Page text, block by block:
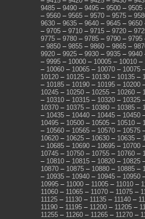
9485 – 9490 – 9495 – 9500 – 9505
– 9560 – 9565 – 9570 – 9575 –
9630 – 9635 – 9640 – 9645 – 9650
– 9705 – 9710 – 9715 – 9720 –
9775 – 9780 – 9785 – 9790 – 9795
– 9850 – 9855 – 9860 – 9865 –
9920 – 9925 – 9930 – 9935 – 9940
– 9995 – 10000 – 10005 – 10010 –
– 10060 – 10065 – 10070 – 10075
10120 – 10125 – 10130 – 10135 –
– 10185 – 10190 – 10195 – 10200
10245 – 10250 – 10255 – 10260 –
– 10310 – 10315 – 10320 – 10325
10370 – 10375 – 10380 – 10385 –
– 10435 – 10440 – 10445 – 10450
10495 – 10500 – 10505 – 10510 –
– 10560 – 10565 – 10570 – 10575
10620 – 10625 – 10630 – 10635 –
– 10685 – 10690 – 10695 – 10700
10745 – 10750 – 10755 – 10760 –
– 10810 – 10815 – 10820 – 10825
10870 – 10875 – 10880 – 10885 –
– 10935 – 10940 – 10945 – 10950
10995 – 11000 – 11005 – 11010 –
11060 – 11065 – 11070 – 11075 –
11125 – 11130 – 11135 – 11140 –
11190 – 11195 – 11200 – 11205 –
11255 – 11260 – 11265 – 11270 –